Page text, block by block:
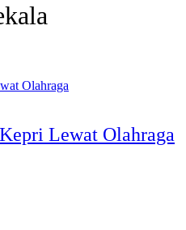
Lewat Olahraga